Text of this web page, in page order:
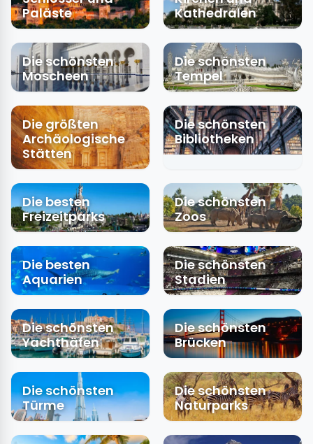
Paläste
Kathedralen
Die schönsten
Moscheen
Die schönsten
Tempel
Die größten
Archäologische
Stätten
Die schönsten
Bibliotheken
Die besten
Freizeitparks
Die schönsten
Zoos
Die besten
Aquarien
Die schönsten
Stadien
Die schönsten
Yachthäfen
Die schönsten
Brücken
Die schönsten
Türme
Die schönsten
Naturparks